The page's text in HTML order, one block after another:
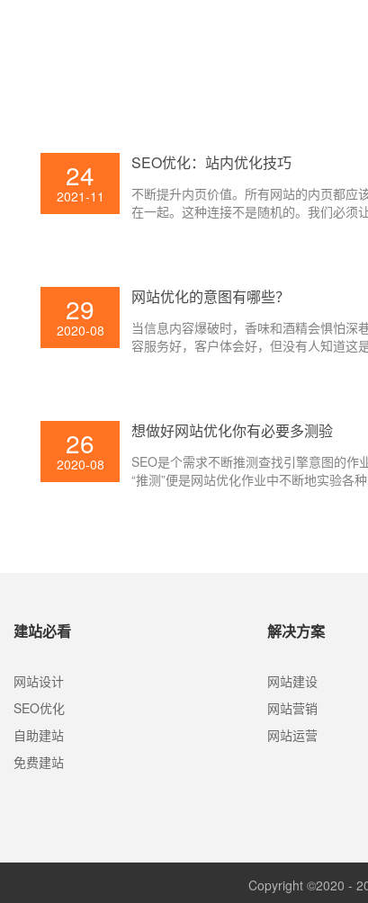
24
2021-11
SEO优化：站内优化技巧
不断提升内页价值。所有网站的内页都应
在一起。这种连接不是随机的。我们必须
29
2020-08
网站优化的意图有哪些？
当信息内容爆破时，香味和酒精会惧怕深
容服务好，客户体会好，但没有人知道这
26
2020-08
想做好网站优化你有必要多测验
SEO是个需求不断推测查找引擎意图的作
“推测”便是网站优化作业中不断地实验各
建站必看
网站设计
SEO优化
自助建站
免费建站
解决方案
网站建设
网站营销
网站运营
Copyright ©2020 -